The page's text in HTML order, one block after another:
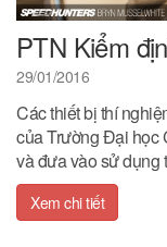
PTN Kiểm
29/01/2016
Các thiết bị thí
của Trường Đại học
và đưa vào sử dụng
Xem chi tiết